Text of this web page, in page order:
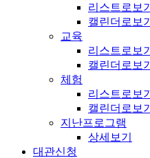
리스트로보기
캘린더로보기
교육
리스트로보기
캘린더로보기
체험
리스트로보기
캘린더로보기
지난프로그램
상세보기
대관신청